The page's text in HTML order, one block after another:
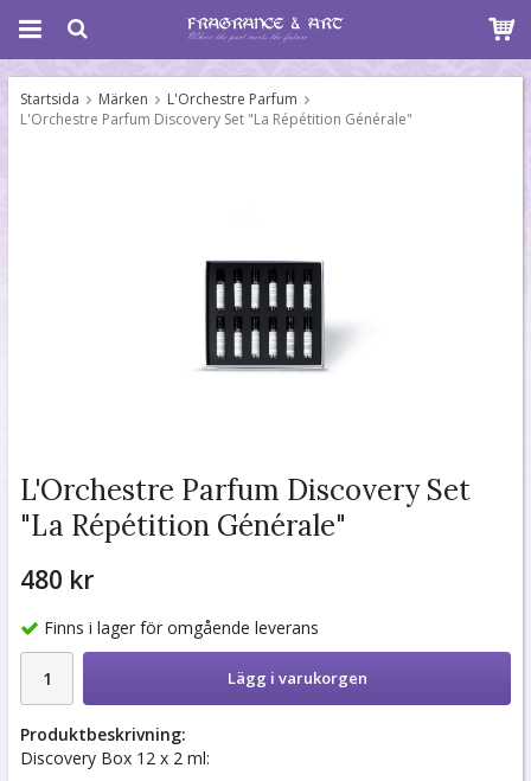
Startsida Märken
L'Orchestre Parfum
L'Orchestre Parfum Discovery Set "La Répétition Générale"
L'Orchestre Parfum Discovery Set
"La Répétition Générale"
480 kr
Finns i lager för omgående leverans
Lägg i varukorgen
Produktbeskrivning:
Discovery Box 12 x 2 ml: